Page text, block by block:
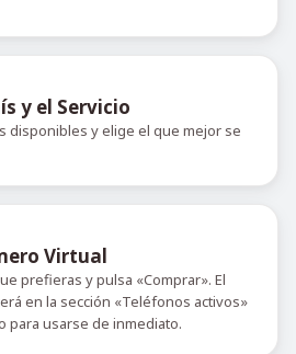
y el Servicio
disponibles y elige el que mejor se
Virtual
prefieras y pulsa «Comprar». El
en la sección «Teléfonos activos»
para usarse de inmediato.